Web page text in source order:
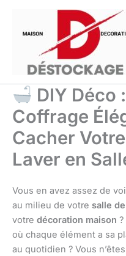
contenu
DIY Déco
Coffrage
Cacher
Laver en
Vous en avez assez de
au milieu de votre salle
votre décoration maison
où chaque élément a sa
au quotidien ? Vous